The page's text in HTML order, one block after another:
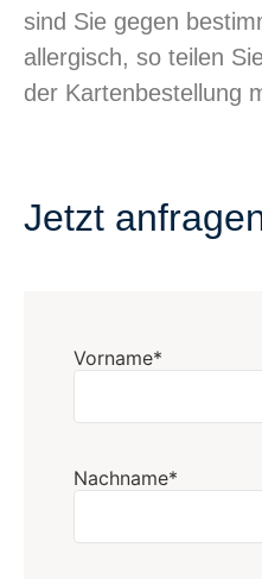
sind Sie gegen
allergisch, so teilen
der Kartenbestellung
Jetzt
Vorname*
Nachname*